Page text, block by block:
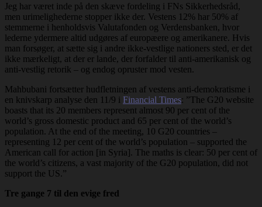
Jeg har været inde på den skæve fordeling i FNs Sikkerhedsråd,
men urimelighederne stopper ikke der. Vestens 12% har 50% af
stemmerne i henholdsvis Valutafonden og Verdensbanken, hvor
lederne ydermere altid udgøres af europæere og amerikanere. Hvis
man forsøger, at sætte sig i andre ikke-vestlige nationers sted, er det
ikke mærkeligt, at der er lande, der forfalder til anti-amerikanisk og
anti-vestlig retorik – og endog opruster mod vesten.
Mahbubani fortsætter hudfletningen af vestens anti-demokratisme i
en knivskarp analyse den 11/9 i Financial Times: ”The G20 website
boasts that its 20 members represent almost 90 per cent of the
world’s gross domestic product and 65 per cent of the world’s
population. At the end of the meeting, 10 G20 countries –
representing 12 per cent of the world’s population – supported the
American call for action [in Syria]. The maths is clear: 50 per cent of
the world’s citizens, a vast majority of the G20 population, did not
support the US.”
Tre gange 7 til den evige fred